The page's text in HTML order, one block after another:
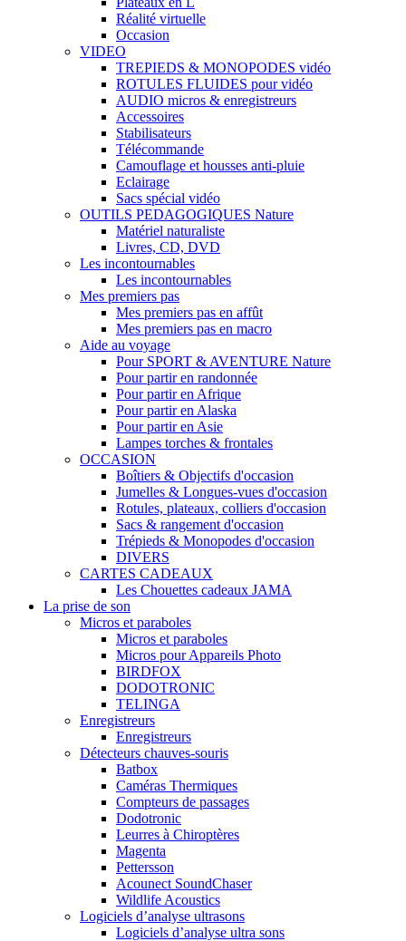
Réalité virtuelle
Occasion
VIDEO
TREPIEDS & MONOPODES vidéo
ROTULES FLUIDES pour vidéo
AUDIO micros & enregistreurs
Accessoires
Stabilisateurs
Télécommande
Camouflage et housses anti-pluie
Eclairage
Sacs spécial vidéo
OUTILS PEDAGOGIQUES Nature
Matériel naturaliste
Livres, CD, DVD
Les incontournables
Les incontournables
Mes premiers pas
Mes premiers pas en affût
Mes premiers pas en macro
Aide au voyage
Pour SPORT & AVENTURE Nature
Pour partir en randonnée
Pour partir en Afrique
Pour partir en Alaska
Pour partir en Asie
Lampes torches & frontales
OCCASION
Boîtiers & Objectifs d'occasion
Jumelles & Longues-vues d'occasion
Rotules, plateaux, colliers d'occasion
Sacs & rangement d'occasion
Trépieds & Monopodes d'occasion
DIVERS
CARTES CADEAUX
Les Chouettes cadeaux JAMA
La prise de son
Micros et paraboles
Micros et paraboles
Micros pour Appareils Photo
BIRDFOX
DODOTRONIC
TELINGA
Enregistreurs
Enregistreurs
Détecteurs chauves-souris
Batbox
Caméras Thermiques
Compteurs de passages
Dodotronic
Leurres à Chiroptères
Magenta
Pettersson
Acounect SoundChaser
Wildlife Acoustics
Logiciels d’analyse ultrasons
Logiciels d’analyse ultra sons